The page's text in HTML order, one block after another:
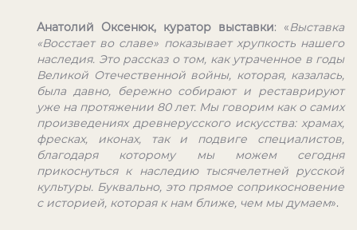
Анатолий Оксенюк, куратор выставки: «Выставка
«Восстает во славе» показывает хрупкость нашего
наследия. Это рассказ о том, как утраченное в годы
Великой Отечественной войны, которая, казалась,
была давно, бережно собирают и реставрируют
уже на протяжении 80 лет. Мы говорим как о самих
произведениях древнерусского искусства: храмах,
фресках, иконах, так и подвиге специалистов,
благодаря которому мы можем сегодня
прикоснуться к наследию тысячелетней русской
культуры. Буквально, это прямое соприкосновение
с историей, которая к нам ближе, чем мы думаем».